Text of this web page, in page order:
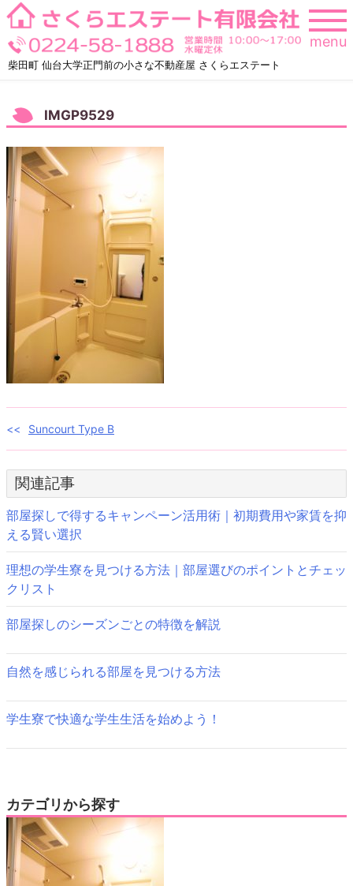
Skip
to
content
柴田町 仙台大学正門前の小さな不動産屋 さくらエステート
menu
IMGP9529
投
ナ
ビ
ゲ
ー
シ
ョ
ン
Suncourt Type B
関連記事
部屋探しで得するキャンペーン活用術｜初期費用や家賃を抑
える賢い選択
理想の学生寮を見つける方法｜部屋選びのポイントとチェッ
クリスト
部屋探しのシーズンごとの特徴を解説
自然を感じられる部屋を見つける方法
学生寮で快適な学生生活を始めよう！
カテゴリから探す